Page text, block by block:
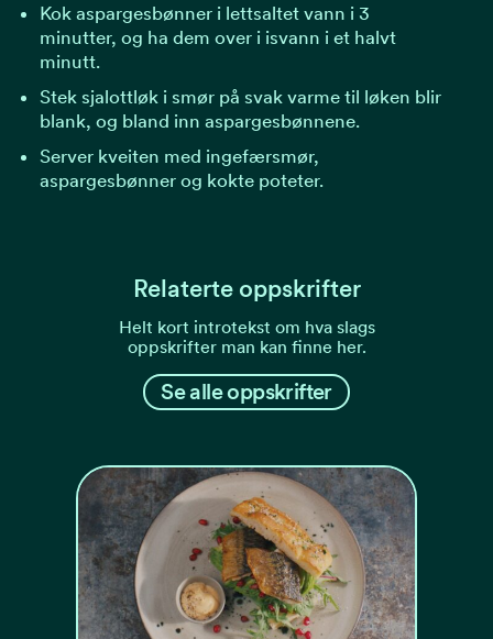
Kok aspargesbønner i lettsaltet vann i 3
minutter, og ha dem over i isvann i et halvt
minutt.
Stek sjalottløk i smør på svak varme til løken blir
blank, og bland inn aspargesbønnene.
Server kveiten med ingefærsmør,
aspargesbønner og kokte poteter.
Relaterte oppskrifter
Helt kort introtekst om hva slags
oppskrifter man kan finne her.
Se alle oppskrifter